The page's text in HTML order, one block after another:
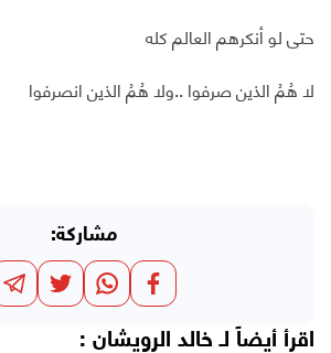
حتى لو أنكرهم العالم كله
لا هُمُ الذين صرفوا ..ولا هُمُ الذين انصرفوا
مشاركة:
اقرأ أيضاً لـ خالد الرويشان :